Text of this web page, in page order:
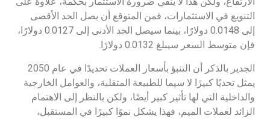
التنويع في الاستثمارات، فمن المتوقع أن يصل الحد الأقصى
إلى 0.0148 دولارًا، بينما سيصل الحد الأدنى إلى 0.0127 دولارًا،
فإن متوسط السعر سيبلغ 0.0132 دولارًا.
الجدير بالذكر أن التنبؤ بأسعار العملات تحديدًا في عام 2050
يمثل تحديًا كبيرًا لا سيما للطبيعة المتقلبة، والعوامل الخارجية
والداخلية التي لها تأثير كبير أيضًا، ولكن بالنظر إلى الاهتمام
الزائد لعملات الميم، فهذا يشكل نموًا كبيرًا في المستقبل،